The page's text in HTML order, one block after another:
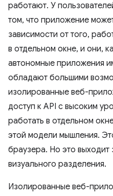
работают. У
том, что приложение
зависимости от того,
в отдельном окне, и они,
автономные приложения
обладают большими
изолированные веб-
доступ к API с высоким
работать в отдельном
этой модели мышления.
браузера. Но это выходит
визуального разделения.
Изолированные веб-